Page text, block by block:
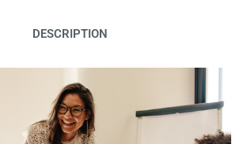
DESCRIPTION